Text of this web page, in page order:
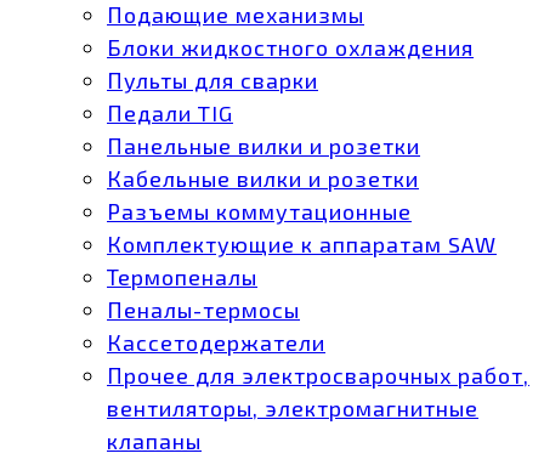
Подающие механизмы
Блоки жидкостного охлаждения
Пульты для сварки
Педали TIG
Панельные вилки и розетки
Кабельные вилки и розетки
Разъемы коммутационные
Комплектующие к аппаратам SAW
Термопеналы
Пеналы-термосы
Кассетодержатели
Прочее для электросварочных работ,
вентиляторы, электромагнитные
клапаны